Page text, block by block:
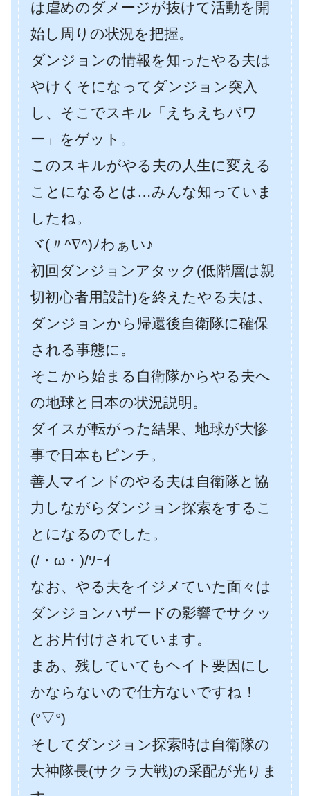
は虐めのダメージが抜けて活動を開
始し周りの状況を把握。
ダンジョンの情報を知ったやる夫は
やけくそになってダンジョン突入
し、そこでスキル「えちえちパワ
ー」をゲット。
このスキルがやる夫の人生に変える
ことになるとは…みんな知っていま
したね。
ヾ(〃^∇^)ﾉわぁい♪
初回ダンジョンアタック(低階層は親
切初心者用設計)を終えたやる夫は、
ダンジョンから帰還後自衛隊に確保
される事態に。
そこから始まる自衛隊からやる夫へ
の地球と日本の状況説明。
ダイスが転がった結果、地球が大惨
事で日本もピンチ。
善人マインドのやる夫は自衛隊と協
力しながらダンジョン探索をするこ
とになるのでした。
(/・ω・)/ﾜｰｲ
なお、やる夫をイジメていた面々は
ダンジョンハザードの影響でサクッ
とお片付けされています。
まあ、残していてもヘイト要因にし
かならないので仕方ないですね！
(°▽°)
そしてダンジョン探索時は自衛隊の
大神隊長(サクラ大戦)の采配が光りま